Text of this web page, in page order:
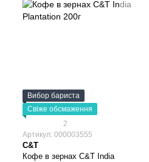
Вибор бариста
Свіже обсмаження
2
Артикул: 000003555
C&T
Кофе в зернах C&T India